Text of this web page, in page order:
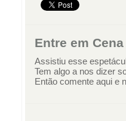
Entre em Cena
Assistiu esse
Tem algo a nos dizer
Então comente aqui e